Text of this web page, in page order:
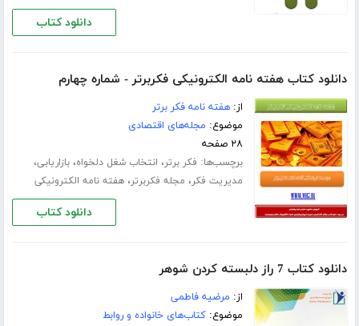
دانلود کتاب
دانلود کتاب هفته نامه الکترونیکی فکربرتر - شماره چهارم
از:هفته نامه فکر برتر
موضوع: مجله‌های اقتصادی
۲۸ صفحه
برچسب‌ها: فکر برتر، انتخاب شغل دلخواه،بازاریابی،
مدیریت فکر، مجله فکربرتر،هفته نامه الکترونیکی
دانلود کتاب
دانلود کتاب 7 راز دلبسته کردن شوهر
از: مرضیه فاطمی
موضوع:کتاب‌های خانواده و روابط